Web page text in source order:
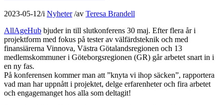
2023-05-12/i Nyheter /av Teresa Brandell
AllAgeHub bjuder in till slutkonferens 30 maj. Efter flera år i
projektform med fokus på tester av välfärdsteknik och med
finansiärerna Vinnova, Västra Götalandsregionen och 13
medlemskommuner i Göteborgsregionen (GR) går arbetet snart in i
en ny fas.
På konferensen kommer man att ”knyta vi ihop säcken”, rapportera
vad man har uppnått i projektet, delge erfarenheter och fira arbetet
och engagemanget hos alla som deltagit!